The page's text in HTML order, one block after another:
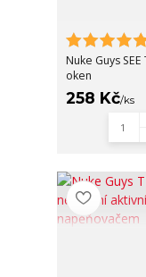
Nuke Guys
oken
258 Kč/ks